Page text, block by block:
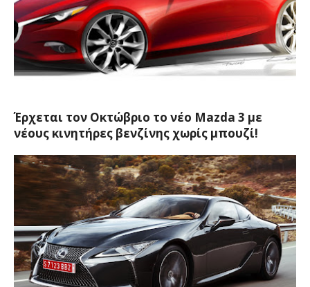
Έρχεται τον Οκτώβριο το νέο Mazda 3 με
νέους κινητήρες βενζίνης χωρίς μπουζί!